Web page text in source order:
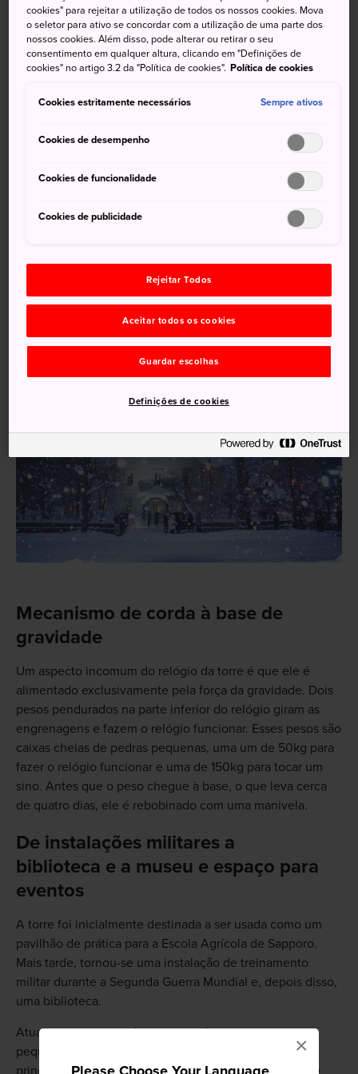
×
de Sapporo
Uma atração favorita em Sapporo, a Torre do relógio de
Sapporo tem um museu e uma galeria no andar térreo
graduados e dos professores da Faculdade Agrícola de
O relógio da torre, instalado em 1881, foi encomendado e
comprado da E. Howard Watch & Clock Company de
Boston, e possui um mecanismo impulsionado por peso.
Como chegar
A torre fica a 10 minutos a pé da saída sul daEstação
. Fica a apenas 5 minutos do
Mecanismo de corda à base de
gravidade
Um aspecto incomum do relógio da torre é que ele é
alimentado exclusivamente pela força da gravidade. Dois
pesos pendurados na parte inferior do relógio giram as
engrenagens e fazem o relógio funcionar. Esses pesos são
caixas cheias de pedras pequenas, uma um de 50kg para
fazer o relógio funcionar e uma de 150kg para tocar um
sino. Antes que o peso chegue à base, o que leva cerca
de quatro dias, ele é rebobinado com uma manivela.
De instalações militares a
biblioteca e a museu e espaço para
eventos
A torre foi inicialmente destinada a ser usada como um
pavilhão de prática para a Escola Agrícola de Sapporo.
Mais tarde, tornou-se uma instalação de treinamento
militar durante a Segunda Guerra Mundial e, depois disso,
uma biblioteca.
Atualmente, a torre abriga uma galeria e um museu
pequeno, enquanto o segundo andar é usado
principalmente como um espaço para apresentações e
cookies" para rejeitar a utilização de todos os nossos cookies. Mova
o seletor para ativo se concordar com a utilização de uma parte dos
nossos cookies. Além disso, pode alterar ou retirar o seu
consentimento em qualquer altura, clicando em "Definições de
cookies" no artigo 3.2 da "Política de cookies". Política de cookies
Cookies estritamente necessários Sempre ativos
Cookies de desempenho
Cookies de funcionalidade
Cookies de publicidade
Rejeitar Todos
Aceitar todos os cookies
Guardar escolhas
Definições de cookies